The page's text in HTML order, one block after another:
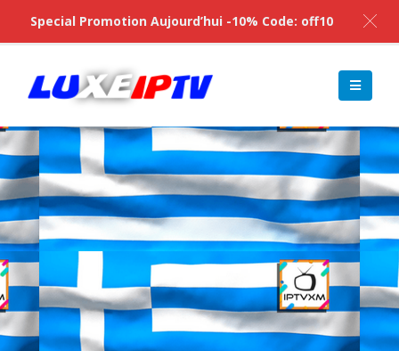
Special Promotion Aujourd’hui -10% Code: off10